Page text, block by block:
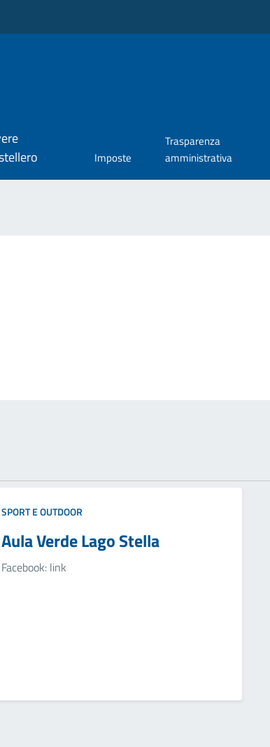
Imposte
Trasparenza
amministrativa
SPORT E OUTDOOR
Aula Verde Lago Stella
Facebook: link